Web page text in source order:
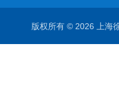
版权所有 © 2026 上